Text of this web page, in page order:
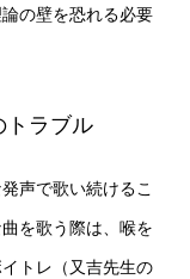
の壁を恐れる必要
トラブル
声で歌い続けるこ
を歌う際は、喉を
トレ（又吉先生の